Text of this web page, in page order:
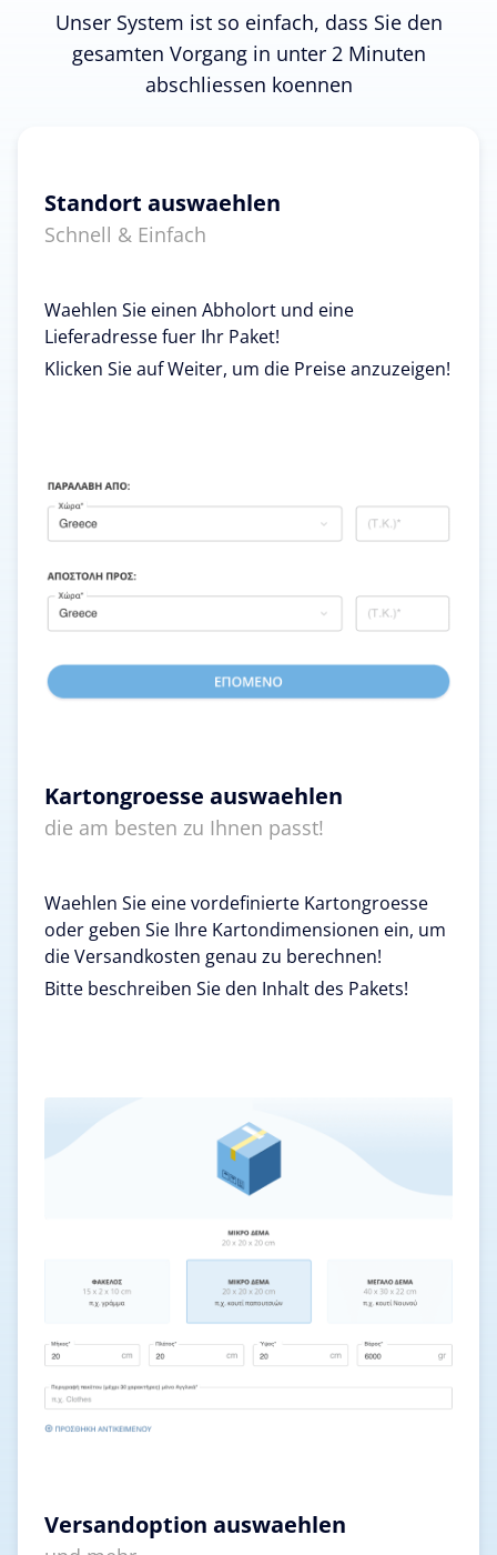
Unser System ist so einfach, dass Sie den
gesamten Vorgang in unter 2 Minuten
abschliessen koennen
Standort auswaehlen
Schnell & Einfach
Waehlen Sie einen Abholort und eine
Lieferadresse fuer Ihr Paket!
Klicken Sie auf Weiter, um die Preise anzuzeigen!
Kartongroesse auswaehlen
die am besten zu Ihnen passt!
Waehlen Sie eine vordefinierte Kartongroesse
oder geben Sie Ihre Kartondimensionen ein, um
die Versandkosten genau zu berechnen!
Bitte beschreiben Sie den Inhalt des Pakets!
Versandoption auswaehlen